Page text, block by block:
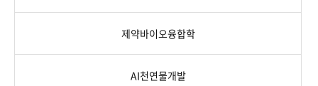
제약바이오융합학
AI천연물개발